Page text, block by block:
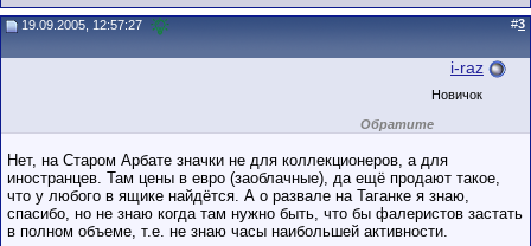
19.09.2005, 12:57:27 #3
i-raz
Новичок
Обратите
внимание на
пользователя на
этом форуме.
Сделки с
пользователями,
обладающими
низким
Нет, на Старом Арбате значки не для коллекционеров, а для
иностранцев. Там цены в евро (заоблачные), да ещё продают такое,
что у любого в ящике найдётся. А о развале на Таганке я знаю,
спасибо, но не знаю когда там нужно быть, что бы фалеристов застать
в полном объеме, т.е. не знаю часы наибольшей активности.